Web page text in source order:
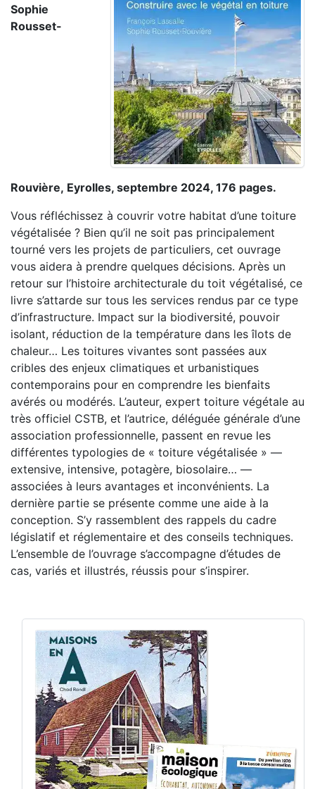
Sophie
Rousset-
Rouvière, Eyrolles, septembre 2024, 176 pages.
Vous réfléchissez à couvrir votre habitat d’une toiture
végétalisée ? Bien qu’il ne soit pas principalement
tourné vers les projets de particuliers, cet ouvrage
vous aidera à prendre quelques décisions. Après un
retour sur l’histoire architecturale du toit végétalisé, ce
livre s’attarde sur tous les services rendus par ce type
d’infrastructure. Impact sur la biodiversité, pouvoir
isolant, réduction de la température dans les îlots de
chaleur… Les toitures vivantes sont passées aux
cribles des enjeux climatiques et urbanistiques
contemporains pour en comprendre les bienfaits
avérés ou modérés. L’auteur, expert toiture végétale au
très officiel CSTB, et l’autrice, déléguée générale d’une
association professionnelle, passent en revue les
différentes typologies de « toiture végétalisée » —
extensive, intensive, potagère, biosolaire… —
associées à leurs avantages et inconvénients. La
dernière partie se présente comme une aide à la
conception. S’y rassemblent des rappels du cadre
législatif et réglementaire et des conseils techniques.
L’ensemble de l’ouvrage s’accompagne d’études de
cas, variés et illustrés, réussis pour s’inspirer.